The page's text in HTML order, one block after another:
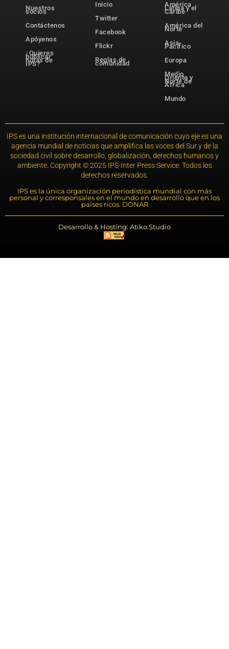
Nuestros
socios
Contáctenos
Apóyenos
¿Quieres
publicar
notas de
IPS?
Inicio
Twitter
Facebook
Flickr
Reglas de
comunidad
América
Latina y el
Caribe
América del
Norte
Asia-
Pacífico
Europa
Medio
Oriente y
Norte de
África
Mundo
IPS es una institución internacional de comunicación cuyo eje es una
agencia mundial de noticias que amplifica las voces del Sur y de la
sociedad civil sobre desarrollo, globalización, derechos humanos y
ambiente. Copyright © 2025 IPS-Inter Press Service. Todos los
derechos reservados.
IPS es la única organización periodística mundial con más
personal y corresponsales en el mundo en desarrollo que en los
países ricos. DONAR
Desarrollo & Hosting: Atiko.Studio